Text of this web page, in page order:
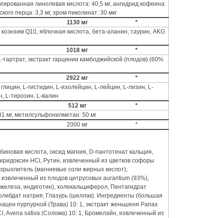
линолевая кислота: 40,5 мг, ангидрид кофеина:
перца: 3,3 мг, хром пиколинат: 30 мкг
1130 мг
*
Q10, яблочная кислота, бета-аланин, таурин, AKG
1018 мг
*
экстракт гарцинии камбоджийской (плодов) (60%
2922 мг
*
L-гистидин, L-изолейцин, L-лейцин, L-лизин, L-
L-тирозин, L-валин
512 мг
*
мг, метилсульфонилметан: 50 мг
2000 мг
*
кислота, оксид магния, D-пантотенат кальция,
HCl, Рутин, извлеченный из цветков софоры
(магниевые соли жирных кислот),
из плодов цитрусовых aurantium (93%),
индиготин), холекальциферол, Пентагидрат
натрия, Глазурь (шеллак). Ингредиенты (большая
пурпурной (Трава) 10: 1, экстракт женьшеня Panax
Avena sativa (Солома) 10: 1, Бромелайн, извлеченный из